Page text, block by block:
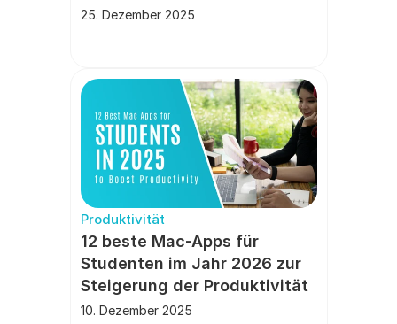
25. Dezember 2025
Produktivität
12 beste Mac-Apps für
Studenten im Jahr 2026 zur
Steigerung der Produktivität
10. Dezember 2025